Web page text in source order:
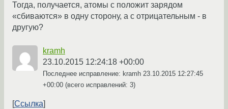
Тогда, получается, атомы с положит зарядом
«сбиваются» в одну сторону, а с отрицательным - в
другую?
kramh
23.10.2015 12:24:18 +00:00
Последнее исправление: kramh 23.10.2015 12:27:45
+00:00 (всего исправлений: 3)
Ссылка